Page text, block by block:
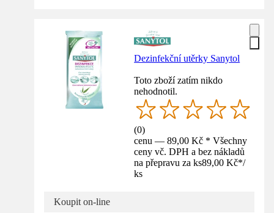
Dezinfekční utěrky Sanytol
Toto zboží zatím nikdo
nehodnotil.
(0)
cenu — 89,00 Kč * Všechny
ceny vč. DPH a bez nákladů
na přepravu za ks89,00 Kč*/
ks
Koupit on-line